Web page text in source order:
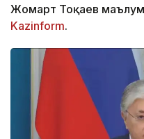
Жомарт Тоқаев
Kazinform.